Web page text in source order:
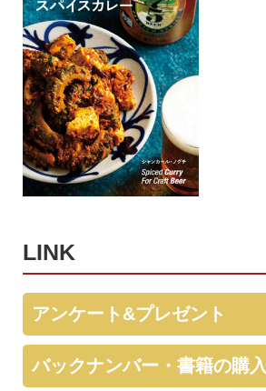
LINK
アンケート&プレゼント
バックナンバー・書籍の購入